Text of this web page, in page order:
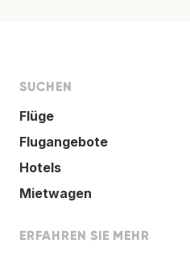
SUCHEN
Flüge
Flugangebote
Hotels
Mietwagen
ERFAHREN SIE MEHR